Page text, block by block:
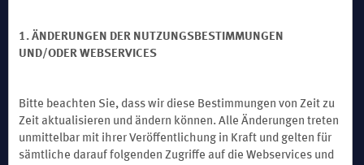
entweder vom Unternehmen konzessioniert oder befinden sich unter der
Leitung von Wyndham Hotel Management, Inc. oder einer ihrer
Tochtergesellschaften. Wyndham-Rewards-Apartments und Wyndham-Rewards-
1. ÄNDERUNGEN DER NUTZUNGSBESTIMMUNGEN
UND/ODER WEBSERVICES
Bitte beachten Sie, dass wir diese Bestimmungen von Zeit zu
Zeit aktualisieren und ändern können. Alle Änderungen treten
unmittelbar mit ihrer Veröffentlichung in Kraft und gelten für
sämtliche darauf folgenden Zugriffe auf die Webservices und